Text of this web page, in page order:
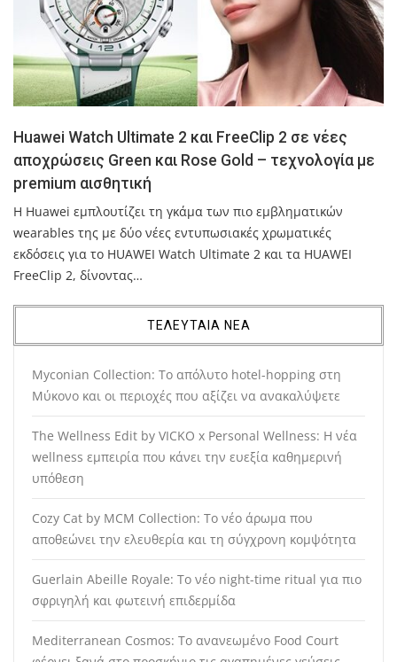
Huawei Watch Ultimate 2 και FreeClip 2 σε νέες
αποχρώσεις Green και Rose Gold – τεχνολογία με
premium αισθητική
Η Huawei εμπλουτίζει τη γκάμα των πιο εμβληματικών
wearables της με δύο νέες εντυπωσιακές χρωματικές
εκδόσεις για το HUAWEI Watch Ultimate 2 και τα HUAWEI
FreeClip 2, δίνοντας…
ΤΕΛΕΥΤΑΙΑ ΝΕΑ
Myconian Collection: Το απόλυτο hotel-hopping στη
Μύκονο και οι περιοχές που αξίζει να ανακαλύψετε
The Wellness Edit by VICKO x Personal Wellness: Η νέα
wellness εμπειρία που κάνει την ευεξία καθημερινή
υπόθεση
Cozy Cat by MCM Collection: Το νέο άρωμα που
αποθεώνει την ελευθερία και τη σύγχρονη κομψότητα
Guerlain Abeille Royale: Το νέο night-time ritual για πιο
σφριγηλή και φωτεινή επιδερμίδα
Mediterranean Cosmos: Το ανανεωμένο Food Court